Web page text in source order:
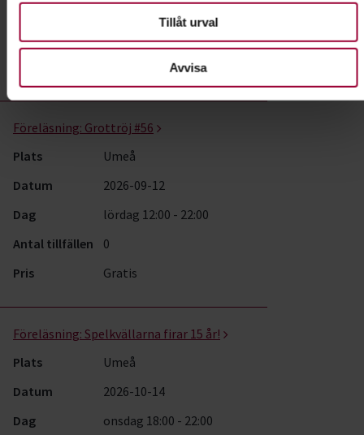
Tillåt urval
Avvisa
Dag
onsdag 18:00 - 22:00
Antal tillfällen 16
Föreläsning: Grottröj #56
Plats
Umeå
Datum
2026-09-12
Dag
lördag 12:00 - 22:00
Antal tillfällen
0
Pris
Gratis
Föreläsning: Spelkvällarna firar 15 år!
Plats
Umeå
Datum
2026-10-14
Dag
onsdag 18:00 - 22:00